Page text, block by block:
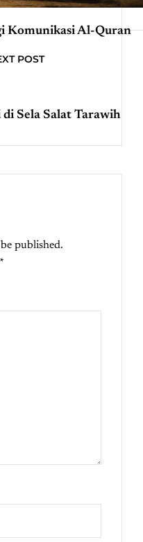
Komunikasi Al-Quran
POST
Sela Salat Tarawih
published.
*